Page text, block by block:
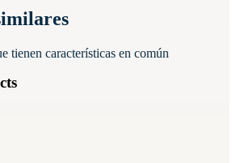
tienen características en común